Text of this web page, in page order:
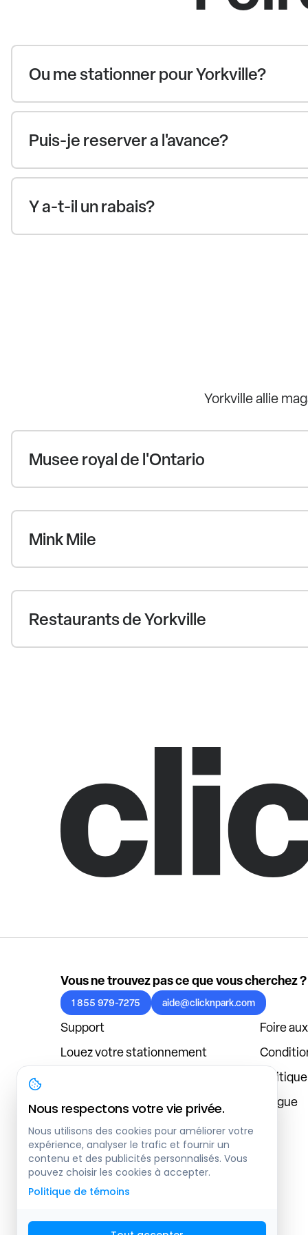
Ou me stationner pour Yorkville?
Puis-je reserver a l'avance?
Y a-t-il un rabais?
Yorkville allie
Musee royal de l'Ontario
Mink Mile
Restaurants de Yorkville
Vous ne trouvez pas ce que vous cherchez ?
1 855 979-7275 aide@clicknpark.com
Support
Foire
Louez votre stationnement
À propos
Blogue
Connexion au tableau de bord
Nous respectons votre vie privée.
Nous utilisons des cookies pour améliorer votre
expérience, analyser le trafic et fournir un
contenu et des publicités personnalisés. Vous
pouvez choisir les cookies à accepter.
Politique de témoins